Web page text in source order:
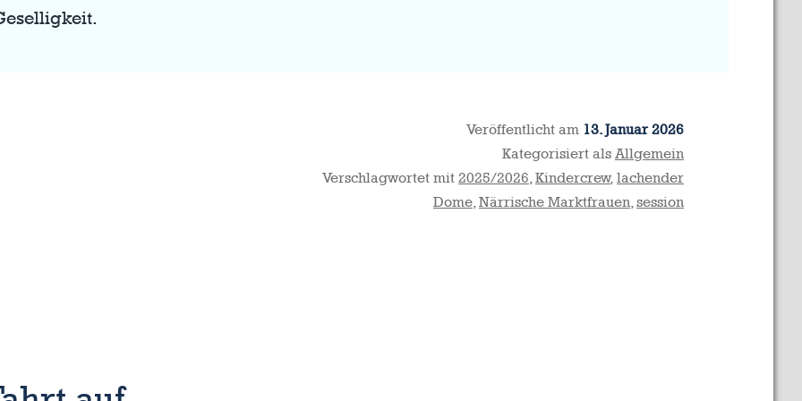
Veröffentlicht am 13. Januar 2026
Kategorisiert als Allgemein
Verschlagwortet mit 2025/2026,Kindercrew, lachender
Dome,Närrische Marktfrauen,session